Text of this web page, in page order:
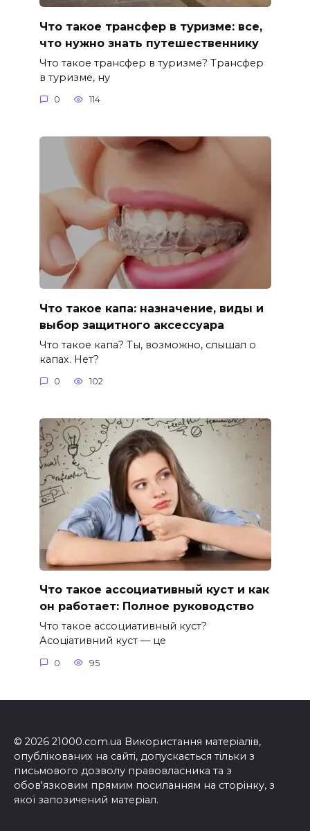
Что такое трансфер в туризме: все,
что нужно знать путешественнику
Что такое трансфер в туризме? Трансфер
в туризме, ну
0 114
Что такое капа: назначение, виды и
выбор защитного аксессуара
Что такое капа? Ты, возможно, слышал о
капах. Нет?
0 102
Что такое ассоциативный куст и как
он работает: Полное руководство
Что такое ассоциативный куст?
Асоціативний куст — це
0 95
© 2026 21000.com.ua Використання матеріалів,
опублікованих на сайті, допускається тільки з
письмового дозволу правовласника та з
обов'язковим прямим посиланням на сторінку, з
якої запозичений матеріал.